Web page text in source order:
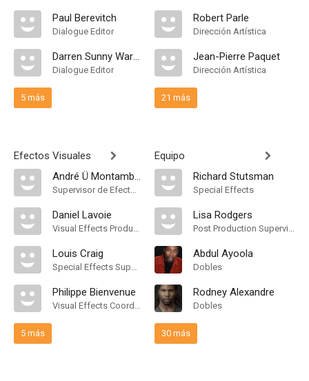
Paul Berevitch
Dialogue Editor
Darren Sunny Warkentin
Dialogue Editor
5 más
Efectos Visuales
André Ü Montambeault
Supervisor de Efectos Visuales
Daniel Lavoie
Visual Effects Producer
Louis Craig
Special Effects Supervisor
Philippe Bienvenue
Visual Effects Coordinator
5 más
Robert Parle
Dirección Artística
Jean-Pierre Paquet
Dirección Artística
21 más
Equipo
Richard Stutsman
Special Effects
Lisa Rodgers
Post Production Supervisor
Abdul Ayoola
Dobles
Rodney Alexandre
Dobles
30 más